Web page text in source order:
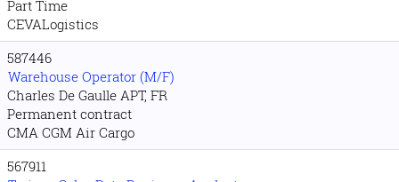
Part Time
CEVALogistics
587446
Warehouse Operator (M/F)
Charles De Gaulle APT, FR
Permanent contract
CMA CGM Air Cargo
567911